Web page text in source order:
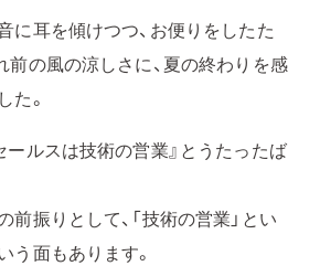
に耳を傾けつつ、お便りをしたた
前の風の涼しさに、夏の終わりを感
た。
ールスは技術の営業』とうたったば
振りとして、「技術の営業」とい
う面もあります。